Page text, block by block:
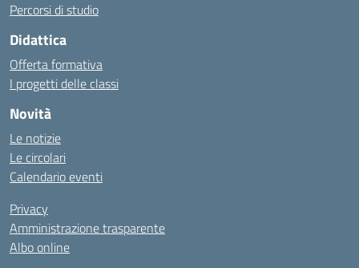
Percorsi di studio
Didattica
Offerta formativa
I progetti delle classi
Novità
Le notizie
Le circolari
Calendario eventi
Privacy
Amministrazione trasparente
Albo online